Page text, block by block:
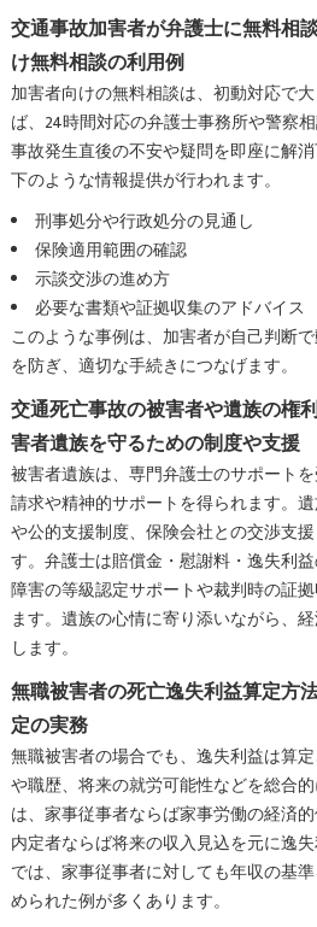
交通事故加害者が弁護士に無料相
け無料相談の利用例
加害者向けの無料相談は、初動対応で
ば、24時間対応の弁護士事務所や警察
事故発生直後の不安や疑問を即座に解
下のような情報提供が行われます。
刑事処分や行政処分の見通し
保険適用範囲の確認
示談交渉の進め方
必要な書類や証拠収集のアドバイス
このような事例は、加害者が自己判断
を防ぎ、適切な手続きにつなげます。
交通死亡事故の被害者や遺族の権
害者遺族を守るための制度や支援
被害者遺族は、専門弁護士のサポート
請求や精神的サポートを得られます。
や公的支援制度、保険会社との交渉支
す。弁護士は賠償金・慰謝料・逸失利
障害の等級認定サポートや裁判時の証
ます。遺族の心情に寄り添いながら、
します。
無職被害者の死亡逸失利益算定方
定の実務
無職被害者の場合でも、逸失利益は算
や職歴、将来の就労可能性などを総合
は、家事従事者ならば家事労働の経済
内定者ならば将来の収入見込を元に逸
では、家事従事者に対しても年収の基
められた例が多くあります。